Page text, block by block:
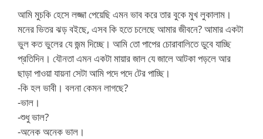
আমি মুচকি হেসে লজ্জা পেয়েছি এমন ভাব করে তার বুকে মুখ লুকালাম।
মনের ভিতর ঝড় বইছে, এসব কি হতে চলেছে আমার জীবনে? আমার একটা
ভুল কত ভুলের যে জন্ম দিচ্ছে। আমি তো পাপের চোরাবালিতে ডুবে যাচ্ছি
প্রতিদিন। যৌনতা এমন একটা মায়ার জাল যে জালে আটকা পড়লে আর
ছাড়া পাওয়া যায়না সেটা আমি পদে পদে টের পাচ্ছি।
-কি হল ভাবী। বলনা কেমন লাগছে?
-ভাল।
-শুধু ভাল?
-অনেক অনেক ভাল।